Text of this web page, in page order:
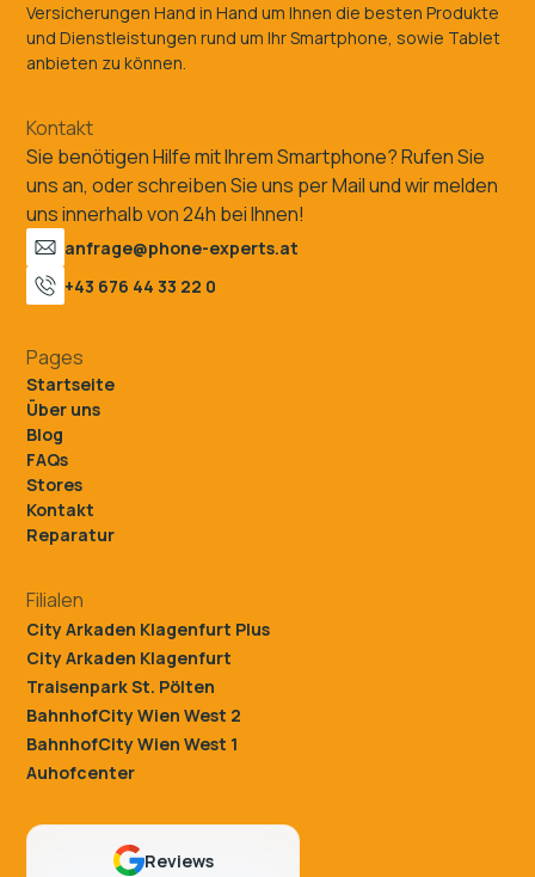
Versicherungen Hand in Hand um Ihnen die besten Produkte
und Dienstleistungen rund um Ihr Smartphone, sowie Tablet
anbieten zu können.
Kontakt
Sie benötigen Hilfe mit Ihrem Smartphone? Rufen Sie
uns an, oder schreiben Sie uns per Mail und wir melden
uns innerhalb von 24h bei Ihnen!
anfrage@phone-experts.at
+43 676 44 33 22 0
Pages
Startseite
Über uns
Blog
FAQs
Stores
Kontakt
Reparatur
Filialen
City Arkaden Klagenfurt Plus
City Arkaden Klagenfurt
Traisenpark St. Pölten
BahnhofCity Wien West 2
BahnhofCity Wien West 1
Auhofcenter
Reviews